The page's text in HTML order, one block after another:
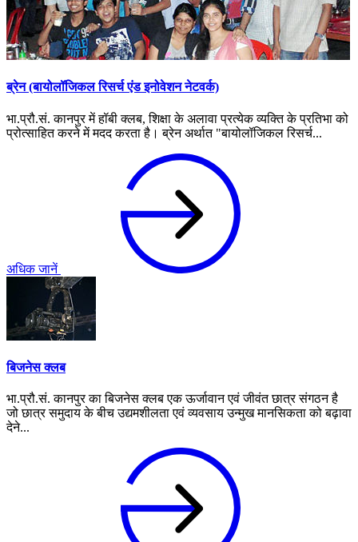
ब्रेन (बायोलॉजिकल रिसर्च एंड इनोवेशन नेटवर्क)
भा.प्रौ.सं. कानपुर में हॉबी क्लब, शिक्षा के अलावा प्रत्येक व्यक्ति के प्रतिभा को
प्रोत्साहित करने में मदद करता है। ब्रेन अर्थात "बायोलॉजिकल रिसर्च...
अधिक जानें
बिजनेस क्लब
भा.प्रौ.सं. कानपुर का बिजनेस क्लब एक ऊर्जावान एवं जीवंत छात्र संगठन है
जो छात्र समुदाय के बीच उद्यमशीलता एवं व्यवसाय उन्मुख मानसिकता को बढ़ावा
देने...